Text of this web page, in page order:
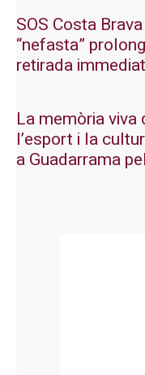
SOS Costa
“nefasta”
retirada
La memòria
l’esport i la
a Guadarrama